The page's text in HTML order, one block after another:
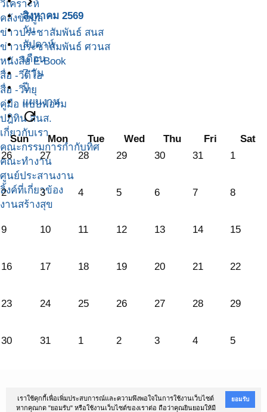
เราใช้คุกกี้เพื่อเพิ่มประสบการณ์และความพึงพอใจในการใช้งานเว็บไซต์
หากคุณกด "ยอมรับ" หรือใช้งานเว็บไซต์ของเราต่อ ถือว่าคุณยินยอมให้มี
ยอมรับ
วิเคราะห์
คลังข้อมูล
ข่าวประชาสัมพันธ์ สนส
ข่าวประชาสัมพันธ์ ศวนส
หนังสือ E-Book
สื่อ -วีดีโอ
สื่อ -วิทยุ
คู่มือ แบบฟอร์ม
ปฎิทิน สนส.
เกี่ยวกับเรา
คณะกรรมการกำกับทิศ
คณะทำงาน
ศูนย์ประสานงาน
ลิ้งค์ที่เกี่ยวข้อง
งานสร้างสุข
สิงหาคม 2569
วัน
สัปดาห์
เดือน
7 วัน
ปี
แผนงาน
refresh
Sun Mon Tue Wed Thu Fri
Sat
26
27 28 29 30 31 1
2 3 4 5 6 7 8
9 10 11 12 13 14 15
16 17 18 19 20 21 22
23 24 25 26 27 28 29
30 31 1 2 3 4 5
@Copyright 2016 สถาบันนโยบายสาธารณะ ม.สงขลานครินทร์
ตำบลหาดใหญ่ อำเภอหาดใหญ่ จังหวัดสงขลา 90110 โทรศัพท์ 074-282900-2